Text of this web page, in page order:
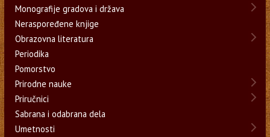
Monografije gradova i država
Neraspoređene knjige
Obrazovna literatura
Periodika
Pomorstvo
Prirodne nauke
Priručnici
Sabrana i odabrana dela
Umetnosti